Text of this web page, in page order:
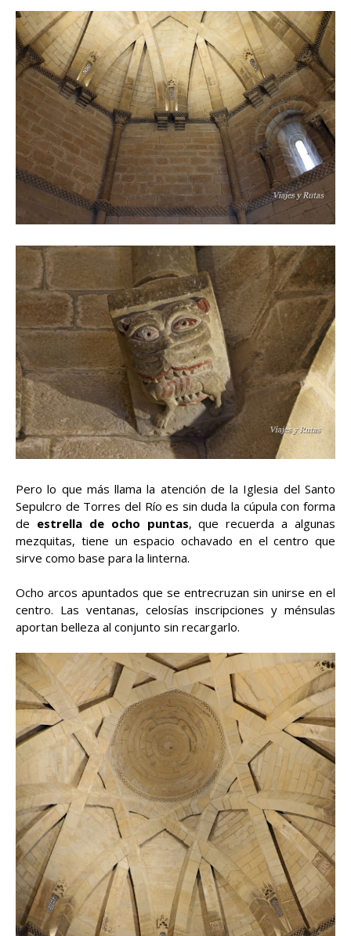
Pero lo que más llama la atención de la Iglesia del Santo
Sepulcro de Torres del Río es sin duda la cúpula con forma
de estrella de ocho puntas, que recuerda a algunas
mezquitas, tiene un espacio ochavado en el centro que
sirve como base para la linterna.
Ocho arcos apuntados que se entrecruzan sin unirse en el
centro. Las ventanas, celosías inscripciones y ménsulas
aportan belleza al conjunto sin recargarlo.